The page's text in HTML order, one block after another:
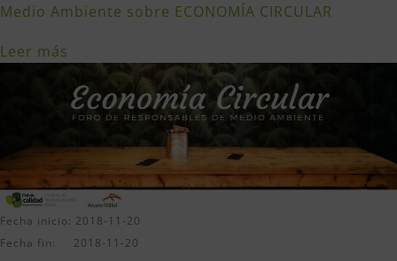
Medio Ambiente sobre ECONOMÍA CIRCULAR
Leer más
Fecha inicio: 2018-11-20
Fecha fin: 2018-11-20